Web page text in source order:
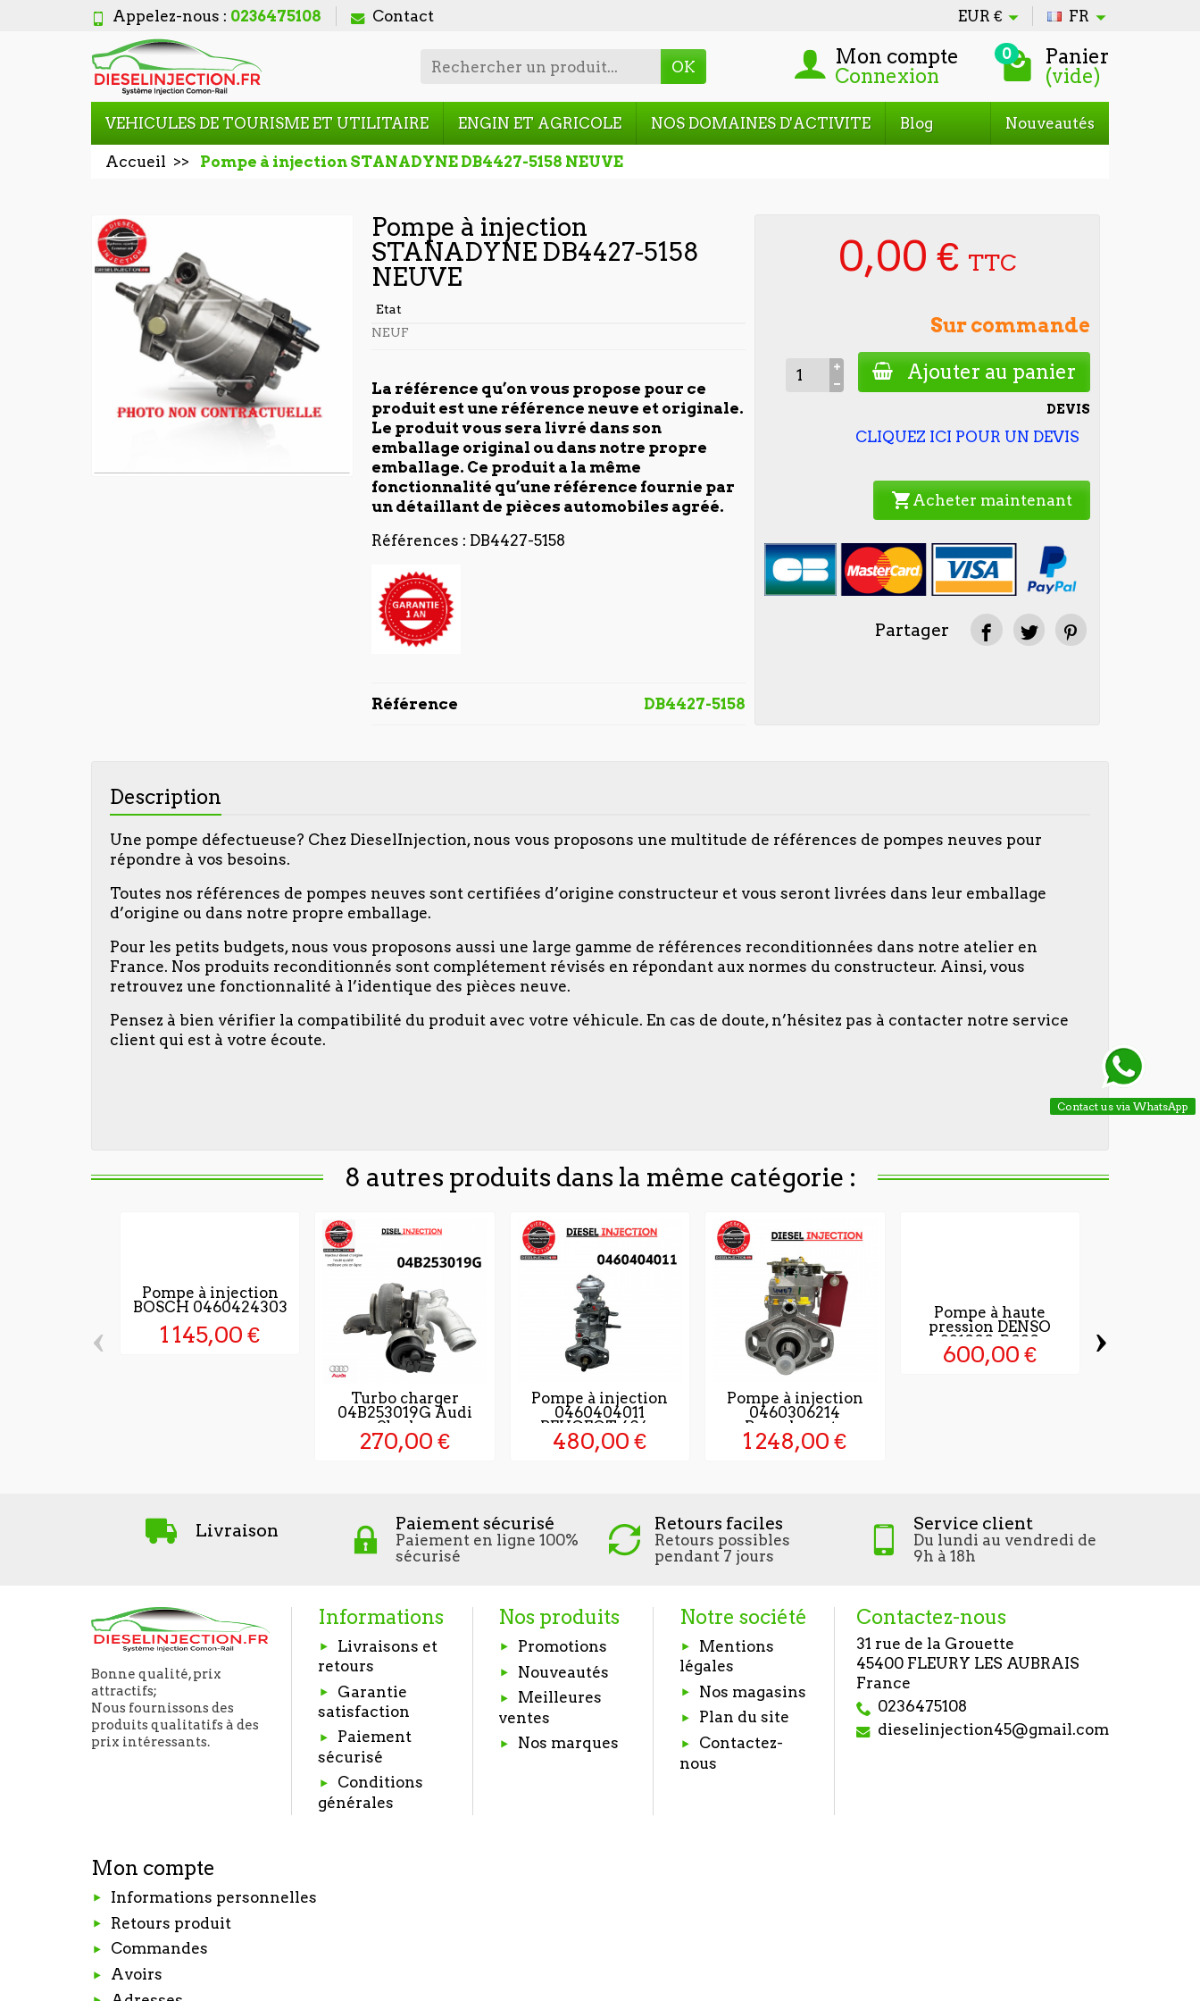
Appelez-nous : 0236475108 Contact EUR € FR
OK Mon compte
Connexion
0 Panier
(vide)
VEHICULES DE TOURISME ET UTILITAIRE ENGIN ET AGRICOLE NOS DOMAINES D'ACTIVITE Blog Nouveautés
Accueil Pompe à injection STANADYNE DB4427-5158 NEUVE
Pompe à injection
STANADYNE DB4427-5158
NEUVE
Etat
NEUF
La référence qu’on vous propose pour ce
produit est une référence neuve et originale.
Le produit vous sera livré dans son
emballage original ou dans notre propre
emballage. Ce produit a la même
fonctionnalité qu’une référence fournie par
un détaillant de pièces automobiles agréé.
Références : DB4427-5158
Référence DB4427-5158
0,00 € TTC
Sur commande
Ajouter au panier
DEVIS
CLIQUEZ ICI POUR UN DEVIS
shopping_cart Acheter maintenant
Partager
Description
Une pompe défectueuse? Chez DieselInjection, nous vous proposons une multitude de références de pompes neuves pour
répondre à vos besoins.
Toutes nos références de pompes neuves sont certifiées d’origine constructeur et vous seront livrées dans leur emballage
d’origine ou dans notre propre emballage.
Pour les petits budgets, nous vous proposons aussi une large gamme de références reconditionnées dans notre atelier en
France. Nos produits reconditionnés sont complétement révisés en répondant aux normes du constructeur. Ainsi, vous
retrouvez une fonctionnalité à l’identique des pièces neuve.
Pensez à bien vérifier la compatibilité du produit avec votre véhicule. En cas de doute, n’hésitez pas à contacter notre service
client qui est à votre écoute.
8 autres produits dans la même catégorie :
Pompe à injection
BOSCH 0460424303
1 145,00 €
Turbo charger
04B253019G Audi
Skoda...
270,00 €
Pompe à injection
0460404011
PEUGEOT 604...
480,00 €
Pompe à injection
0460306214
Remplaçente
1 248,00 €
Pompe à haute
pression DENSO
221000-R020
600,00 €
‹ ›
Livraison Paiement sécurisé
Paiement en ligne 100%
sécurisé
Retours faciles
Retours possibles
pendant 7 jours
Service client
Du lundi au vendredi de
9h à 18h
Bonne qualité, prix
attractifs;
Nous fournissons des
produits qualitatifs à des
prix intéressants.
Informations
Livraisons et
retours
Garantie
satisfaction
Paiement
sécurisé
Conditions
générales
Nos produits
Promotions
Nouveautés
Meilleures
ventes
Nos marques
Notre société
Mentions
légales
Nos magasins
Plan du site
Contactez-
nous
Contactez-nous
31 rue de la Grouette
45400 FLEURY LES AUBRAIS
France
0236475108
dieselinjection45@gmail.com
Mon compte
Informations personnelles
Retours produit
Commandes
Avoirs
Contact us via WhatsApp